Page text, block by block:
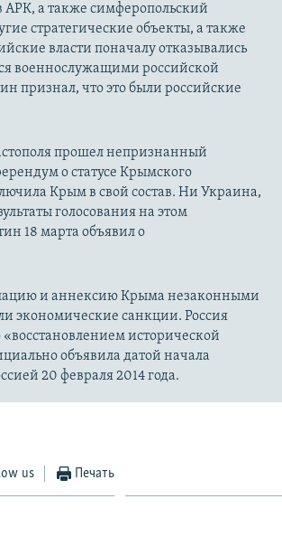
а также симферопольский
стратегические объекты, а также
власти поначалу отказывались
военнослужащими российской
признал, что это были российские
прошел непризнанный
о статусе Крымского
Крым в свой состав. Ни Украина,
голосования на этом
18 марта объявил о
и аннексию Крыма незаконными
экономические санкции. Россия
исторической
объявила датой начала
20 февраля 2014 года.
us Печать